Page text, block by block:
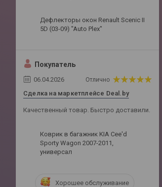
Дефлекторы окон Renault Scenic II
5D (03-09) "Auto Plex"
Покупатель
06.04.2026 Отлично
Сделка на маркетплейсе Deal.by
Качественный товар. Быстро доставили.
Коврик в багажник KIA Cee'd
Sporty Wagon 2007-2011,
универсал
Хорошее обслуживание